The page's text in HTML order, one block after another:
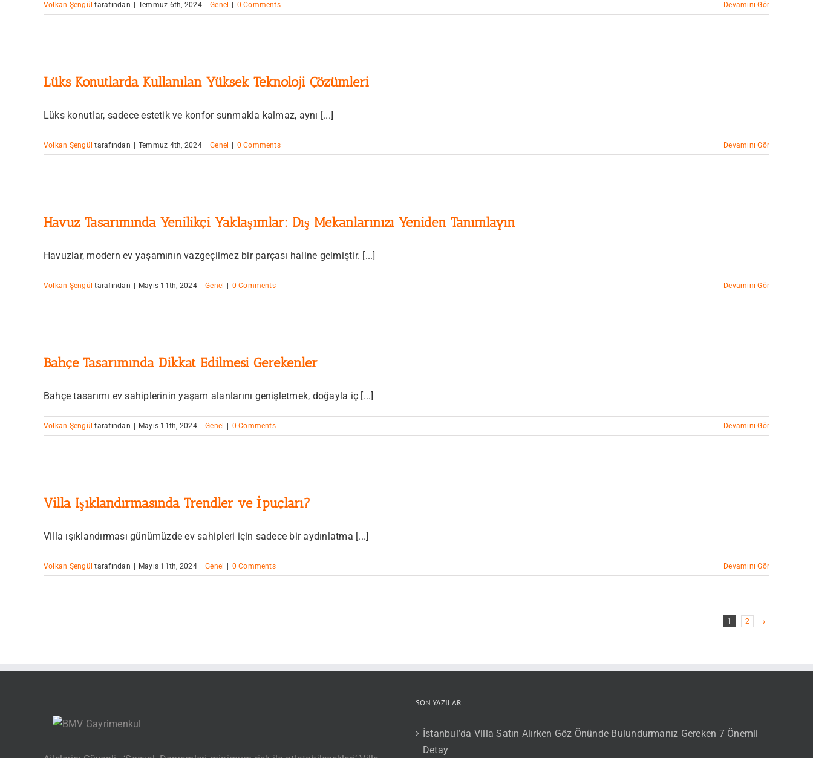
Volkan Şengül tarafından Temmuz 6th, 2024 Genel 0 Comments Devamını Gör
Lüks Konutlarda Kullanılan Yüksek Teknoloji Çözümleri
Lüks konutlar, sadece estetik ve konfor sunmakla kalmaz, aynı [...]
Volkan Şengül tarafından Temmuz 4th, 2024 Genel 0 Comments Devamını Gör
Havuz Tasarımında Yenilikçi Yaklaşımlar: Dış Mekanlarınızı Yeniden Tanımlayın
Havuzlar, modern ev yaşamının vazgeçilmez bir parçası haline gelmiştir. [...]
Volkan Şengül tarafından Mayıs 11th, 2024 Genel 0 Comments Devamını Gör
Bahçe Tasarımında Dikkat Edilmesi Gerekenler
Bahçe tasarımı ev sahiplerinin yaşam alanlarını genişletmek, doğayla iç [...]
Volkan Şengül tarafından Mayıs 11th, 2024 Genel 0 Comments Devamını Gör
Villa Işıklandırmasında Trendler ve İpuçları?
Villa ışıklandırması günümüzde ev sahipleri için sadece bir aydınlatma [...]
Volkan Şengül tarafından Mayıs 11th, 2024 Genel 0 Comments Devamını Gör
1 2
SON YAZILAR
İstanbul’da Villa Satın Alırken Göz Önünde Bulundurmanız Gereken 7 Önemli
Detay